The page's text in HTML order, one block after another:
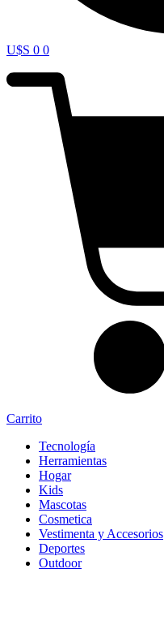
U$S 0 0
Carrito
Tecnología
Herramientas
Hogar
Kids
Mascotas
Cosmetica
Vestimenta y Accesorios
Deportes
Outdoor